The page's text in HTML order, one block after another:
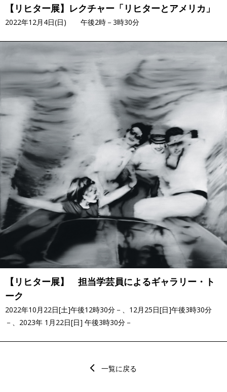
【リヒター展】レクチャー「リヒターとアメリカ」
2022年12月4日(日) 午後2時－3時30分
【リヒター展】 担当学芸員によるギャラリー・ト
ーク
2022年10月22日[土]午後12時30分－、12月25日[日]午後3時30分
－、2023年 1月22日[日] 午後3時30分－
一覧に戻る